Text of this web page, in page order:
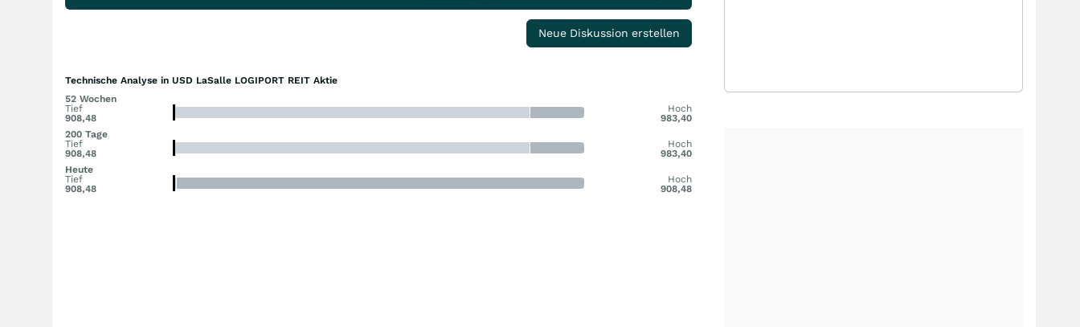
Neue Diskussion erstellen
Technische Analyse in USD LaSalle LOGIPORT REIT Aktie
52 Wochen
Tief
908,48
Hoch
983,40
200 Tage
Tief
908,48
Hoch
983,40
Heute
Tief
908,48
Hoch
908,48